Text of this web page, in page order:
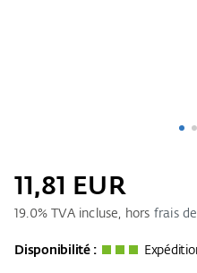
11,81 EUR
19.0% TVA incluse, hors frais
Disponibilité :